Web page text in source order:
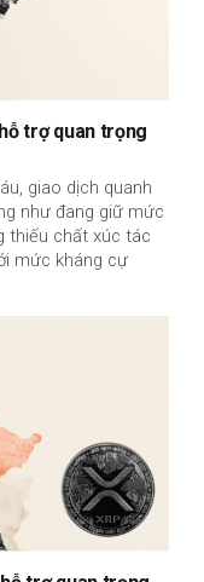
trợ quan trọng
giao dịch quanh
như đang giữ mức
thiếu chất xúc tác
mức kháng cự